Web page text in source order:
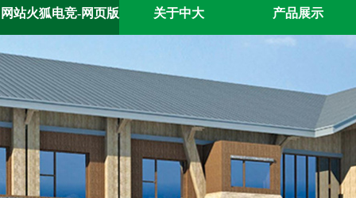
网站火狐电竞-网页版 关于中大 产品展示